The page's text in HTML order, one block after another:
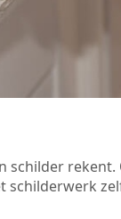
schilder
schilderwerk